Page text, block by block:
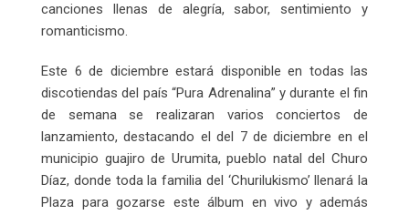
canciones llenas de alegría, sabor, sentimiento y
romanticismo.
Este 6 de diciembre estará disponible en todas las
discotiendas del país “Pura Adrenalina” y durante el fin
de semana se realizaran varios conciertos de
lanzamiento, destacando el del 7 de diciembre en el
municipio guajiro de Urumita, pueblo natal del Churo
Díaz, donde toda la familia del ‘Churilukismo’ llenará la
Plaza para gozarse este álbum en vivo y además